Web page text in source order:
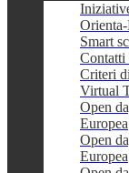
Smart
Contatti
Criteri
Virtual
Open
Europea
Open
Europea